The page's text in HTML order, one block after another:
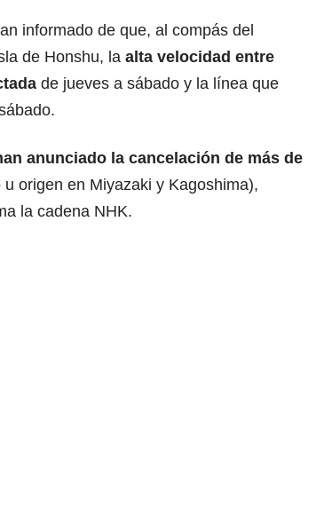
informado de que, al compás del
de Honshu, la alta velocidad entre
de jueves a sábado y la línea que
anunciado la cancelación de más de
origen en Miyazaki y Kagoshima),
la cadena NHK.